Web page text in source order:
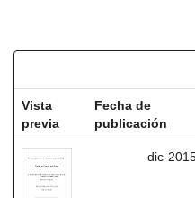
Vista
previa
Fecha de
publicación
dic-